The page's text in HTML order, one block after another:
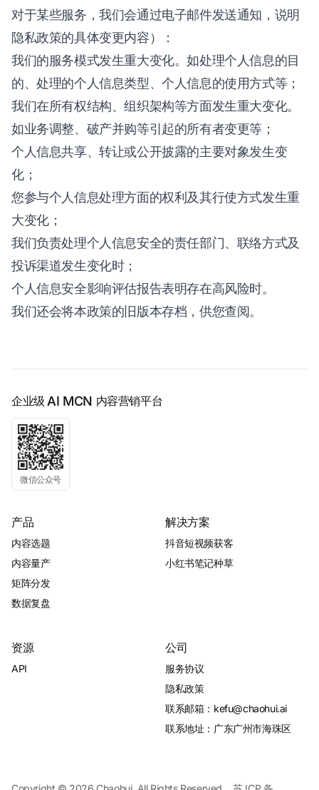
对于某些服务，我们会通过电子邮件发送通知，说明
隐私政策的具体变更内容）：
我们的服务模式发生重大变化。如处理个人信息的目
的、处理的个人信息类型、个人信息的使用方式等；
我们在所有权结构、组织架构等方面发生重大变化。
如业务调整、破产并购等引起的所有者变更等；
个人信息共享、转让或公开披露的主要对象发生变
化；
您参与个人信息处理方面的权利及其行使方式发生重
大变化；
我们负责处理个人信息安全的责任部门、联络方式及
投诉渠道发生变化时；
个人信息安全影响评估报告表明存在高风险时。
我们还会将本政策的旧版本存档，供您查阅。
企业级 AI MCN 内容营销平台
微信公众号
产品
内容选题
内容量产
矩阵分发
数据复盘
解决方案
抖音短视频获客
小红书笔记种草
资源
API
公司
服务协议
隐私政策
联系邮箱：kefu@chaohui.ai
联系地址：广东广州市海珠区